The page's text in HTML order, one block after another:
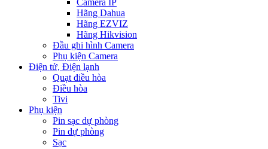
Camera IP
Hãng Dahua
Hãng EZVIZ
Hãng Hikvision
Đầu ghi hình Camera
Phụ kiện Camera
Điện tử, Điện lạnh
Quạt điều hòa
Điều hòa
Tivi
Phụ kiện
Pin sạc dự phòng
Pin dự phòng
Sạc